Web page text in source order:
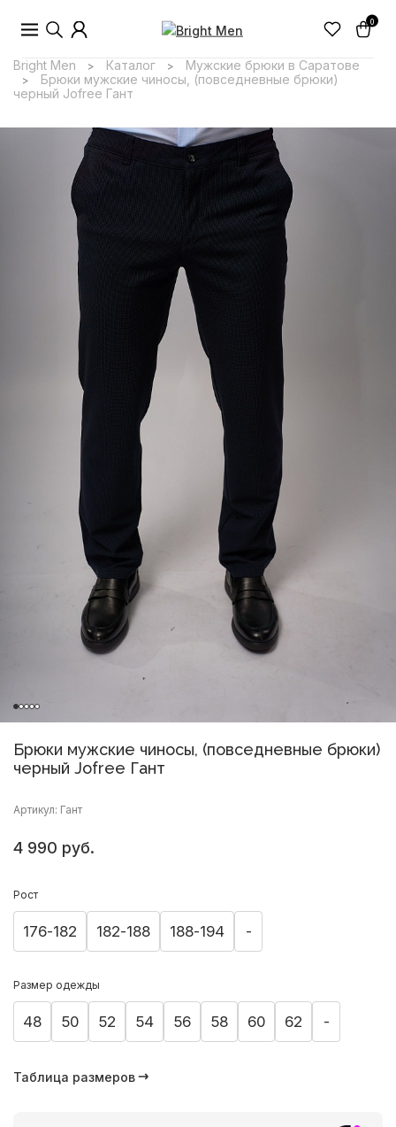
0
Bright Men > Каталог > Мужские брюки в Саратове
>
Брюки мужские чиносы, (повседневные брюки)
черный Jofree Гант
Брюки мужские чиносы, (повседневные брюки)
черный Jofree Гант
Артикул: Гант
4 990 руб.
Рост
176-182 182-188 188-194 -
Размер одежды
48 50 52 54 56 58 60 62 -
Таблица размеров